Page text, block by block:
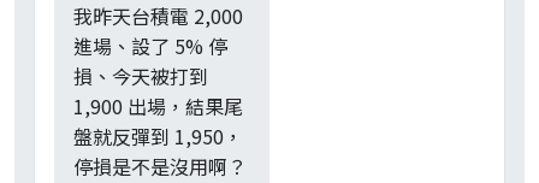
我昨天台積電 2,000
進場、設了 5% 停
損、今天被打到
1,900 出場，結果尾
盤就反彈到 1,950，
停損是不是沒用啊？